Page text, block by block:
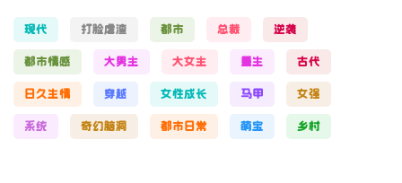
现代 打脸虐渣 都市 总裁 逆袭
都市情感 大男主 大女主 重生 古代
日久生情 穿越 女性成长 马甲 女强
系统 奇幻脑洞 都市日常 萌宝 乡村